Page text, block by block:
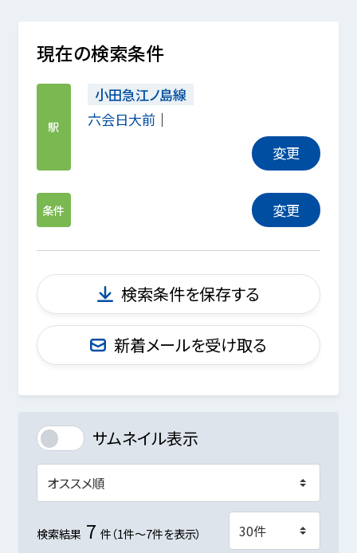
現在の検索条件
駅
小田急江ノ島線
六会日大前
変更
条件 変更
検索条件を保存する
新着メールを受け取る
サムネイル表示
検索結果 7 件（1件～7件を表示）